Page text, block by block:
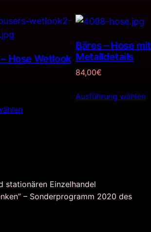
Hose Wetlook
Bäres – Hose mit
Metalldetails
84,00€
Ausführung wählen
stationären Einzelhandel
– Sonderprogramm 2020 des